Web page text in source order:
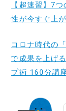
【超速習】7
性が今すぐ上
コロナ時代の
で成果を上げ
プ術 160分講